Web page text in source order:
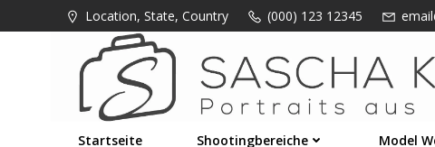
Inhalt
Location, State, Country (000) 123 12345
Startseite Shootingbereiche Model